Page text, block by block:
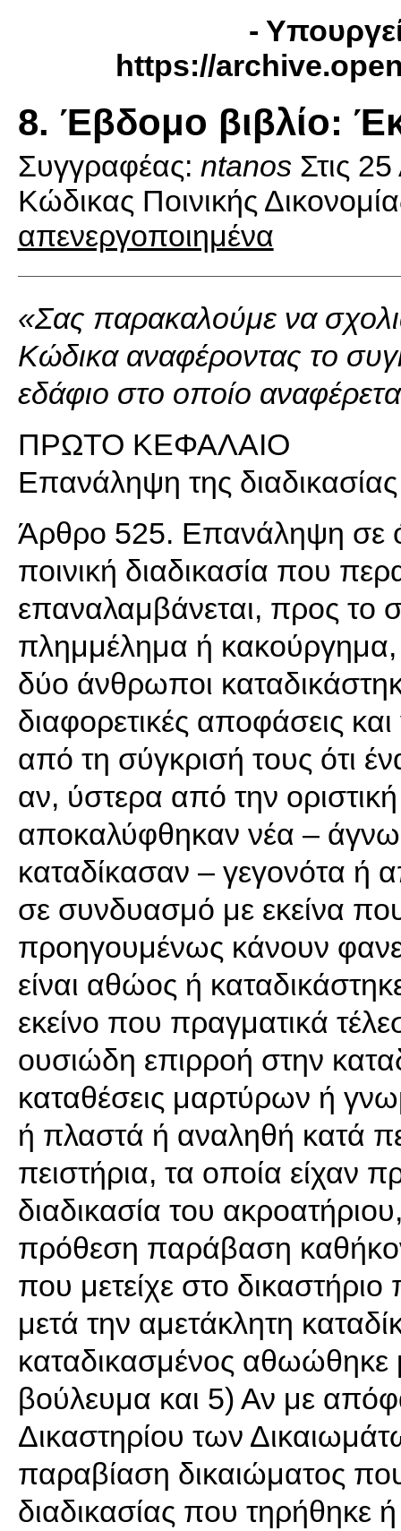
-
https://
8. Έβδομο βιβλίο:
Συγγραφέας: ntanosΣτις 25
Κώδικας Ποινικής
απενεργοποιημένα
«Σας παρακαλούμε να
Κώδικα αναφέροντας το
εδάφιο στο οποίο
ΠΡΩΤΟ ΚΕΦΑΛΑΙΟ
Επανάληψη της διαδικασίας
Άρθρο 525. Επανάληψη σε
ποινική διαδικασία που
επαναλαμβάνεται, προς το
πλημμέλημα ή κακούργημα,
δύο άνθρωποι
διαφορετικές αποφάσεις
από τη σύγκρισή τους ότι
αν, ύστερα από την
αποκαλύφθηκαν νέα –
καταδίκασαν – γεγονότα ή
σε συνδυασμό με εκείνα
προηγουμένως κάνουν
είναι αθώος ή
εκείνο που πραγματικά
ουσιώδη επιρροή στην
καταθέσεις μαρτύρων ή
ή πλαστά ή αναληθή κατά
πειστήρια, τα οποία είχαν
διαδικασία του
πρόθεση παράβαση
που μετείχε στο
μετά την αμετάκλητη
καταδικασμένος
βούλευμα και 5) Αν με
Δικαστηρίου των
παραβίαση δικαιώματος
διαδικασίας που τηρήθηκε